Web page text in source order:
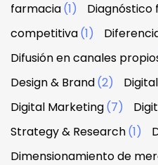
farmacia(1) Diagnóstico
competitiva(1)
Difusión en canales
Design & Brand(2)
Digital Marketing(7)
Strategy & Research(1)
Dimensionamiento de